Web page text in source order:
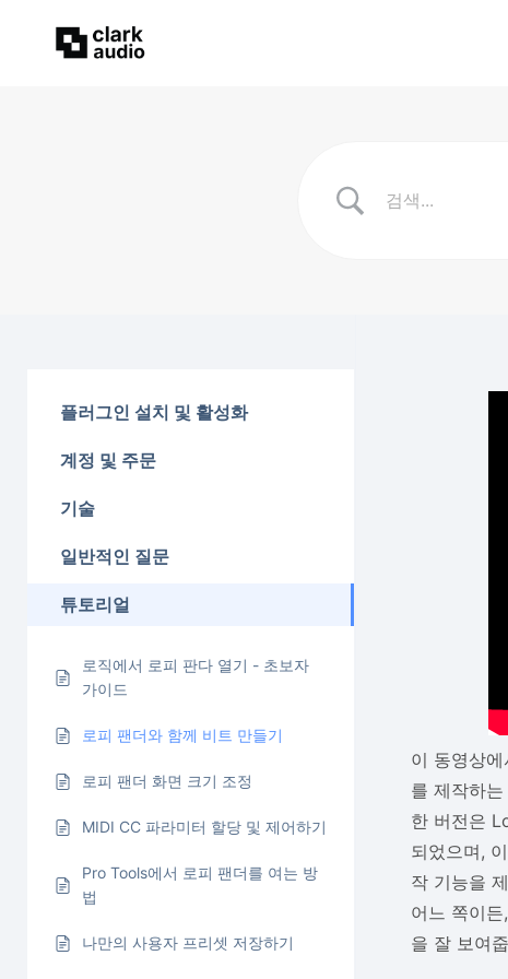
플러그인 설치 및 활성화
계정 및 주문
기술
일반적인 질문
튜토리얼
로직에서 로피 판다 열기 - 초보자
가이드
로피 팬더와 함께 비트 만들기
로피 팬더 화면 크기 조정
MIDI CC 파라미터 할당 및 제어하기
Pro Tools에서 로피 팬더를 여는 방
법
나만의 사용자 프리셋 저장하기
이 동영상
를 제작하
한 버전은
되었으며,
작 기능을
어느 쪽이
을 잘 보여